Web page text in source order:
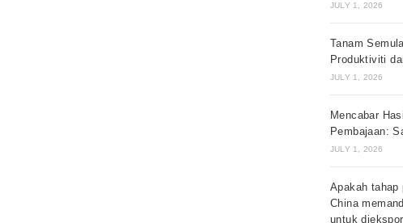
JULY 1, 2026
Tanam
Produktiviti
JULY 1, 2026
Mencabar
Pembajaan:
JULY 1, 2026
Apakah tahap
China
untuk